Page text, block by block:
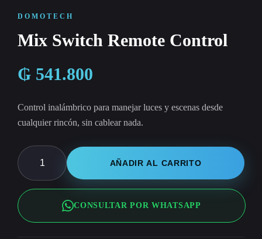
DOMOTECH
Mix Switch Remote Control
₲ 541.800
Control inalámbrico para manejar luces y escenas desde
cualquier rincón, sin cablear nada.
Mix
Switch
Remote
Control
cantidad
AÑADIR AL CARRITO
CONSULTAR POR WHATSAPP